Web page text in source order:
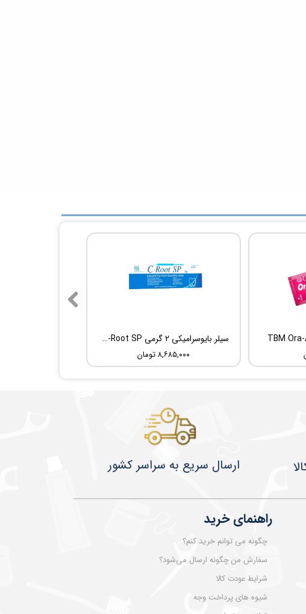
سیلر بایوسرامیکی 2 گرمی Root Dental Medical C-Root SP
۸,۶۸۵,۰۰۰ تومان
راهنمای خرید
چگونه می توانم خرید کنم؟
سفارش من چگونه ارسال می‌شود؟
شرایط عودت کالا
شیوه های پرداخت وجه
​​​​ارسال سریع به سراسر کشور